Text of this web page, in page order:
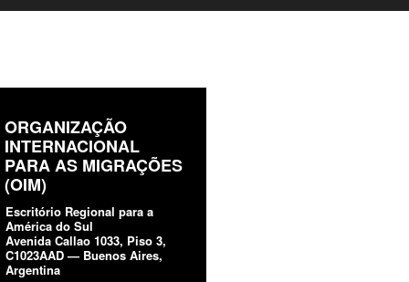
ORGANIZAÇÃO
INTERNACIONAL
PARA AS MIGRAÇÕES
(OIM)
Escritório Regional para a
América do Sul
Avenida Callao 1033, Piso 3,
C1023AAD — Buenos Aires,
Argentina